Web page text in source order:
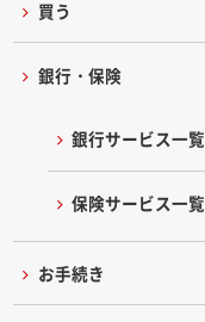
買う
銀行・保険
銀行サービス一覧
保険サービス一覧
お手続き